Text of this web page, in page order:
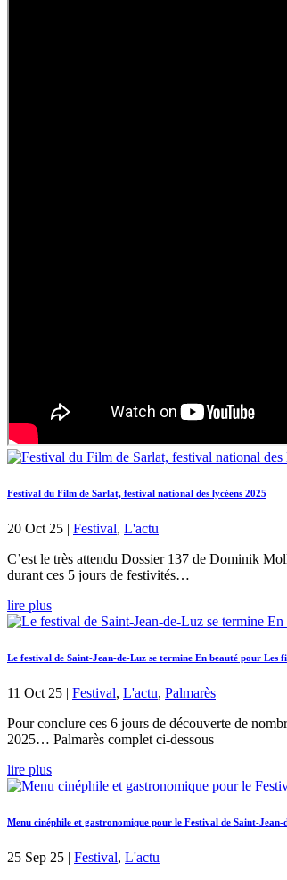
Festival du Film de Sarlat, festival national des lycéens 2025
20 Oct 25 | Festival, L'actu
C’est le très attendu Dossier 137 de Dominik
durant ces 5 jours de festivités…
lire plus
Le festival de Saint-Jean-de-Luz se termine En beauté pour Les
11 Oct 25 | Festival, L'actu, Palmarès
Pour conclure ces 6 jours de découverte de
2025… Palmarès complet ci-dessous
lire plus
Menu cinéphile et gastronomique pour le Festival de Saint-Jean-
25 Sep 25 | Festival, L'actu